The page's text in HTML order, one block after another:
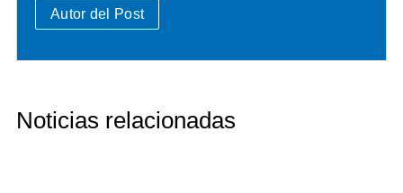
Autor del Post
Noticias relacionadas